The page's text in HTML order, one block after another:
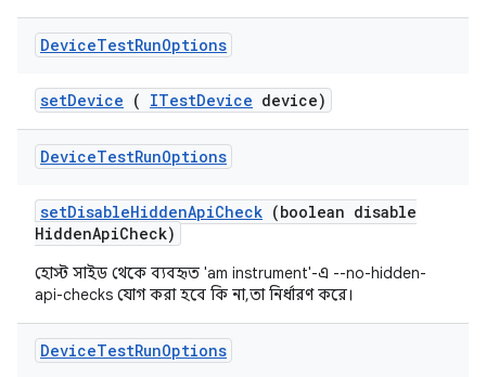
DeviceTestRunOptions
setDevice ( ITestDevice device)
DeviceTestRunOptions
setDisableHiddenApiCheck (boolean disable
HiddenApiCheck)
হোস্ট সাইড থেকে ব্যবহৃত 'am instrument'-এ --no-hidden-
api-checks যোগ করা হবে কি না, তা নির্ধারণ করে।
DeviceTestRunOptions